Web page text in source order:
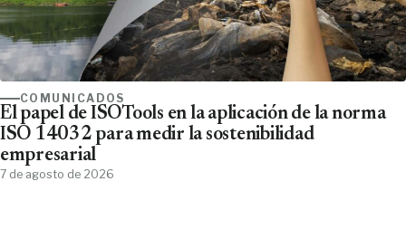
COMUNICADOS
El papel de ISOTools en la aplicación de la norma
ISO 14032 para medir la sostenibilidad
empresarial
7 de agosto de 2026